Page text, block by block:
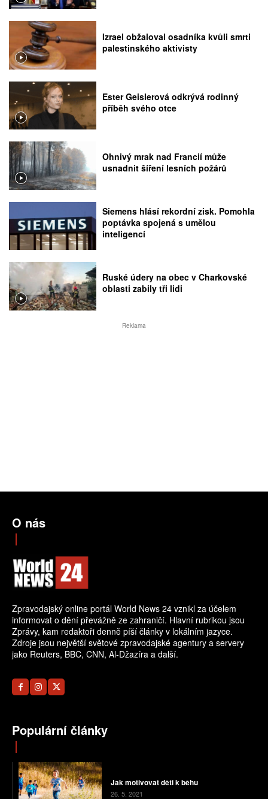
Izrael obžaloval osadníka kvůli smrti
palestinského aktivisty
Ester Geislerová odkrývá rodinný
příběh svého otce
Ohnivý mrak nad Francií může
usnadnit šíření lesních požárů
Siemens hlásí rekordní zisk. Pomohla
poptávka spojená s umělou
inteligencí
Ruské údery na obec v Charkovské
oblasti zabily tři lidi
Reklama
O nás
Zpravodajský online portál World News 24 vznikl za účelem
informovat o dění převážně ze zahraničí. Hlavní rubrikou jsou
Zprávy, kam redaktoři denně píší články v lokálním jazyce.
Zdroje jsou největší světové zpravodajské agentury a servery
jako Reuters, BBC, CNN, Al-Džazíra a další.
Populární články
Jak motivovat děti k běhu
26. 5. 2021